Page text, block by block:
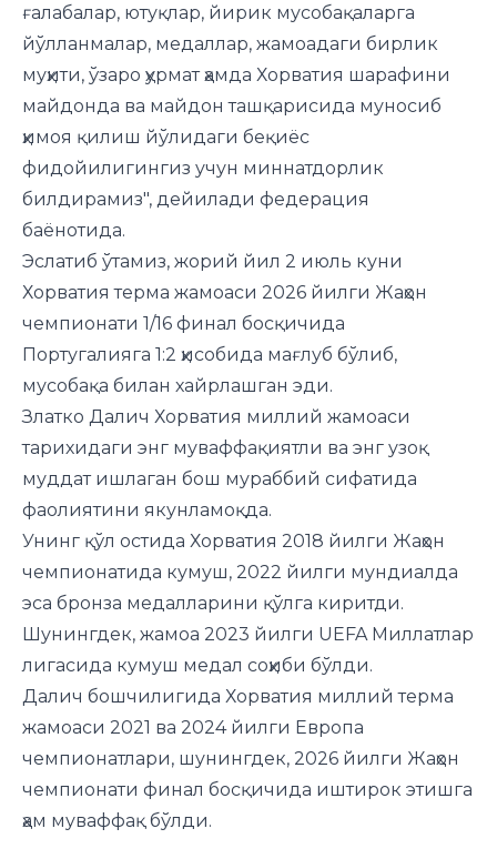
ғалабалар, ютуқлар, йирик мусобақаларга
йўлланмалар, медаллар, жамоадаги бирлик
муҳити, ўзаро ҳурмат ҳамда Хорватия шарафини
майдонда ва майдон ташқарисида муносиб
ҳимоя қилиш йўлидаги беқиёс
фидойилигингиз учун миннатдорлик
билдирамиз", дейилади федерация
баёнотида.
Эслатиб ўтамиз, жорий йил 2 июль куни
Хорватия терма жамоаси 2026 йилги Жаҳон
чемпионати 1/16 финал босқичида
Португалияга 1:2 ҳисобида мағлуб бўлиб,
мусобақа билан хайрлашган эди.
Златко Далич Хорватия миллий жамоаси
тарихидаги энг муваффақиятли ва энг узоқ
муддат ишлаган бош мураббий сифатида
фаолиятини якунламоқда.
Унинг қўл остида Хорватия 2018 йилги Жаҳон
чемпионатида кумуш, 2022 йилги мундиалда
эса бронза медалларини қўлга киритди.
Шунингдек, жамоа 2023 йилги UEFA Миллатлар
лигасида кумуш медал соҳиби бўлди.
Далич бошчилигида Хорватия миллий терма
жамоаси 2021 ва 2024 йилги Европа
чемпионатлари, шунингдек, 2026 йилги Жаҳон
чемпионати финал босқичида иштирок этишга
ҳам муваффақ бўлди.